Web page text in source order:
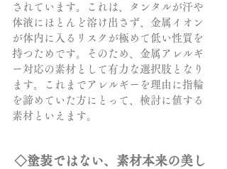
されています。
これは、タンタルが汗や
体液にほとんど溶け出さず、金属イオン
が体内に入るリスクが極めて低い性質を
持つためです。そのため、金属アレルギ
ー対応の素材として有力な選択肢となり
ます。これまでアレルギーを理由に指輪
を諦めていた方にとって、検討に値する
素材といえます。
◇塗装ではない、素材本来の美し